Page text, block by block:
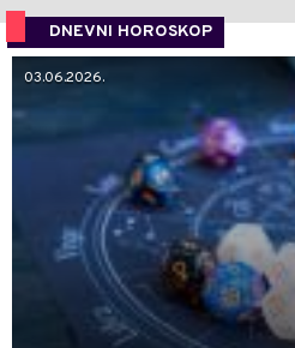
DNEVNI HOROSKOP
03.06.2026.